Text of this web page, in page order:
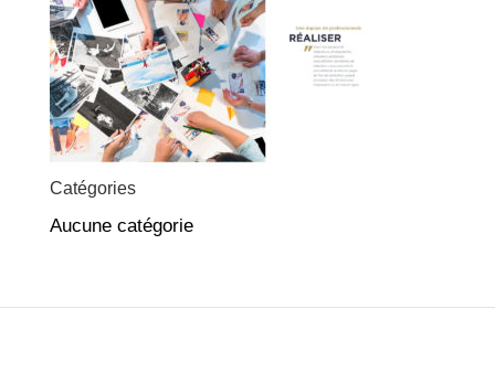
Catégories
Aucune catégorie